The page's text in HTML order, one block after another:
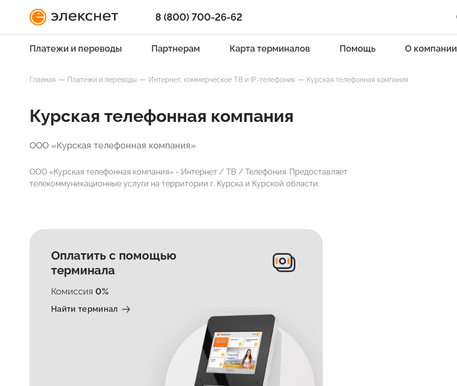
8 (800) 700-26-62
Платежи и переводы Партнерам Карта терминалов Помощь О компании
Главная Платежи и переводы Интернет, коммерческое ТВ и IP-телефония Курская телефонная компания
Курская телефонная компания
ООО «Курская телефонная компания»
ООО «Курская телефонная компания» - Интернет / ТВ / Телефония. Предоставляет
телекоммуникационные услуги на территории г. Курска и Курской области.
Оплатить с помощью
терминала
Комиссия 0%
Найти терминал